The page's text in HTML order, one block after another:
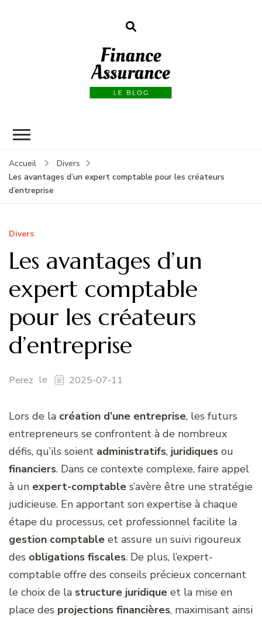
Accueil
Divers
Les avantages d’un expert comptable pour les créateurs
d’entreprise
Divers
Les avantages d’un
expert comptable
pour les créateurs
d’entreprise
Perez le 2025-07-11
Lors de la création d’une entreprise, les futurs
entrepreneurs se confrontent à de nombreux
défis, qu’ils soient administratifs, juridiques ou
financiers. Dans ce contexte complexe, faire appel
à un expert-comptable s’avère être une stratégie
judicieuse. En apportant son expertise à chaque
étape du processus, cet professionnel facilite la
gestion comptable et assure un suivi rigoureux
des obligations fiscales. De plus, l’expert-
comptable offre des conseils précieux concernant
le choix de la structure juridique et la mise en
place des projections financières, maximisant ainsi